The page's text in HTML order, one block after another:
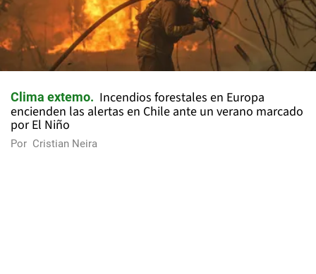
Clima extemo
Incendios forestales en Europa
encienden las alertas en Chile ante un verano marcado
por El Niño
Por Cristian Neira